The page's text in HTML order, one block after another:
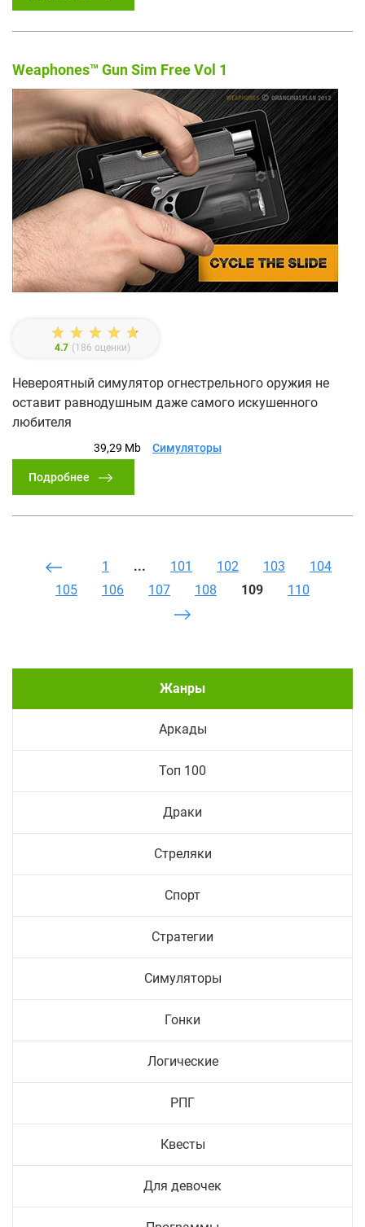
Weaphones™ Gun Sim Free Vol 1
4.7 (186 оценки)
Невероятный симулятор огнестрельного оружия не
оставит равнодушным даже самого искушенного
любителя
39,29 Mb Симуляторы
Подробнее
1 ... 101 102 103
104
105
106 107 108 109 110
Жанры
Аркады
Топ 100
Драки
Стреляки
Спорт
Стратегии
Симуляторы
Гонки
Логические
РПГ
Квесты
Для девочек